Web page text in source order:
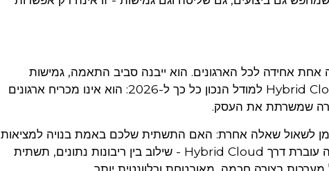
אחת אחידה לכל הארגונים. הוא ייבנה סביב התאמה, גמישות
וארכיטקטורה מדויקת יותר. זה בדיוק מה שהופך את Hybrid Cloud למודל הנכון כל כך ל-2026: הוא אינו מכריח ארגונים
שמשרתת את העסק.
לשאול שאלה אחרת: האם התשתית שלכם באמת בנויה למציאות
הארגונית של היום. עבור ארגונים רבים בישראל, התשובה עוברת דרך Hybrid Cloud - שילוב בין ריבונות נתונים, תשתית